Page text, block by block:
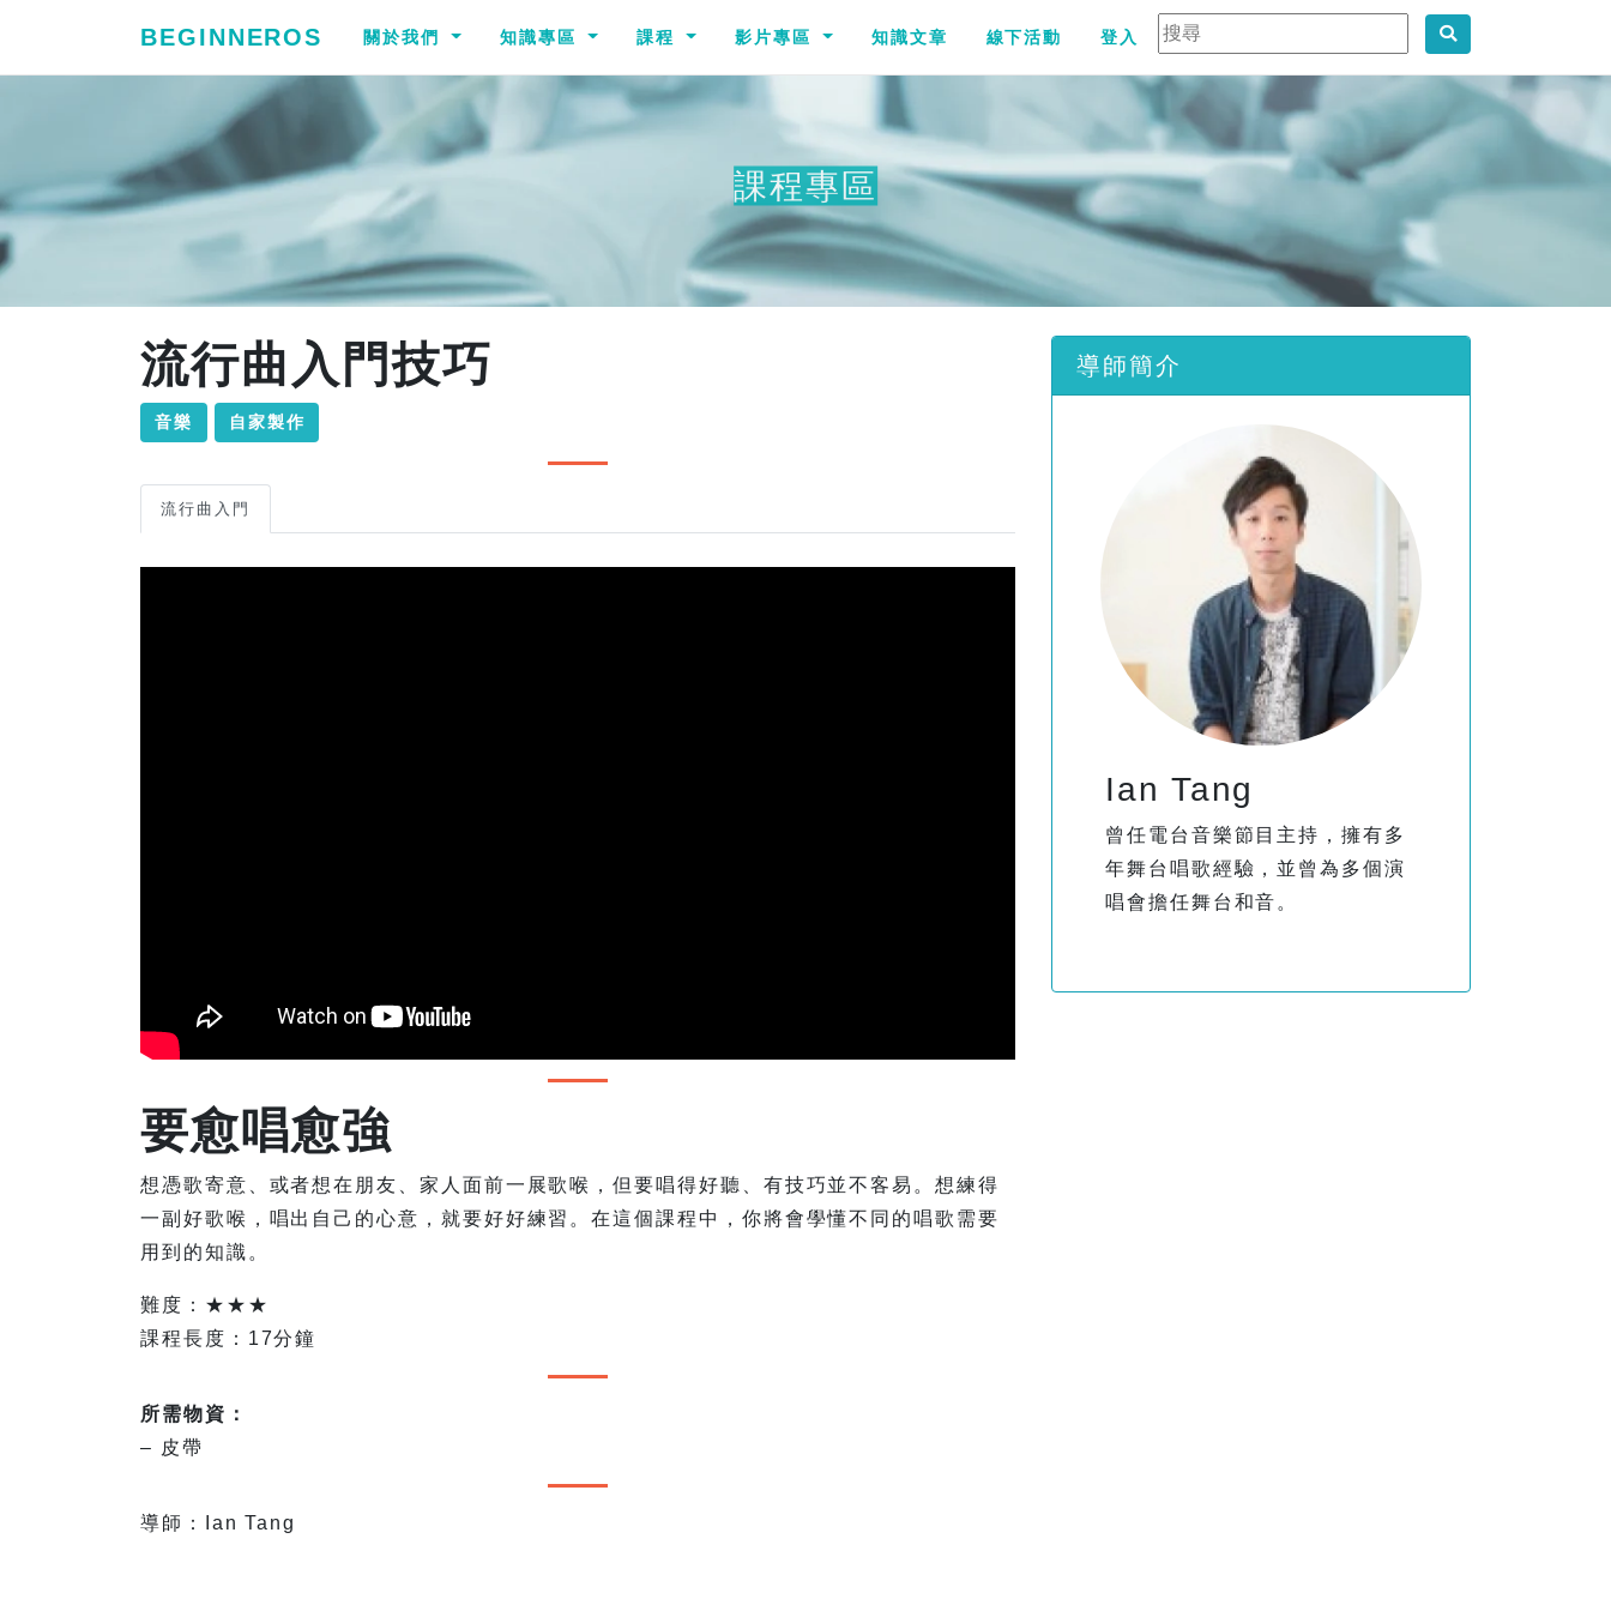
BEGINNEROS 關於我們 知識專區 課程 影片專區 知識文章 線下活動 登入
課程專區
流行曲入門技巧
音樂 自家製作
流行曲入門
要愈唱愈強
想憑歌寄意、或者想在朋友、家人面前一展歌喉，但要唱得好聽、有技巧並不客易。想練得
一副好歌喉，唱出自己的心意，就要好好練習。在這個課程中，你將會學懂不同的唱歌需要
用到的知識。
難度：★★★
課程長度：17分鐘
所需物資：
– 皮帶
導師：Ian Tang
導師簡介
Ian Tang
曾任電台音樂節目主持，擁有多
年舞台唱歌經驗，並曾為多個演
唱會擔任舞台和音。